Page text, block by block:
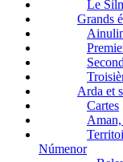
Le
Grands
Arda et
Cartes
Númenor